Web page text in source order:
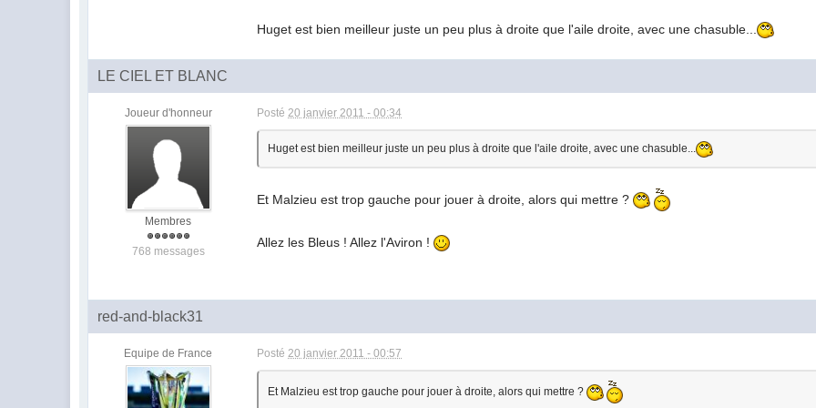
Huget est bien meilleur juste un peu plus à droite que l'aile droite, avec une chasuble...
LE CIEL ET BLANC
Joueur d'honneur
Membres
768 messages
Posté20 janvier 2011 - 00:34
Huget est bien meilleur juste un peu plus à droite que l'aile droite, avec une chasuble...
Et Malzieu est trop gauche pour jouer à droite, alors qui mettre ?
Allez les Bleus ! Allez l'Aviron !
red-and-black31
Equipe de France Posté20 janvier 2011 - 00:57
Et Malzieu est trop gauche pour jouer à droite, alors qui mettre ?